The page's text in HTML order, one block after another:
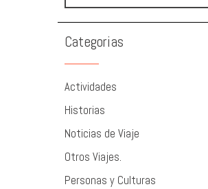
Categorias
Actividades
Historias
Noticias de Viaje
Otros Viajes.
Personas y Culturas